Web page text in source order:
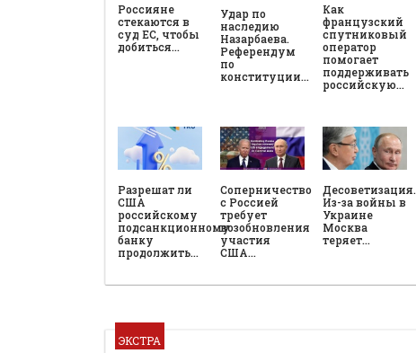
Россияне
стекаются в
суд ЕС, чтобы
добиться…
Удар по
наследию
Назарбаева.
Референдум
по
конституции…
Как
французский
спутниковый
оператор
помогает
поддерживать
российскую…
Разрешат ли
США
российскому
подсанкционному
банку
продолжить…
Соперничество
с Россией
требует
возобновления
участия
США…
Десоветизация.
Из-за войны в
Украине
Москва
теряет…
ЭКСТРА